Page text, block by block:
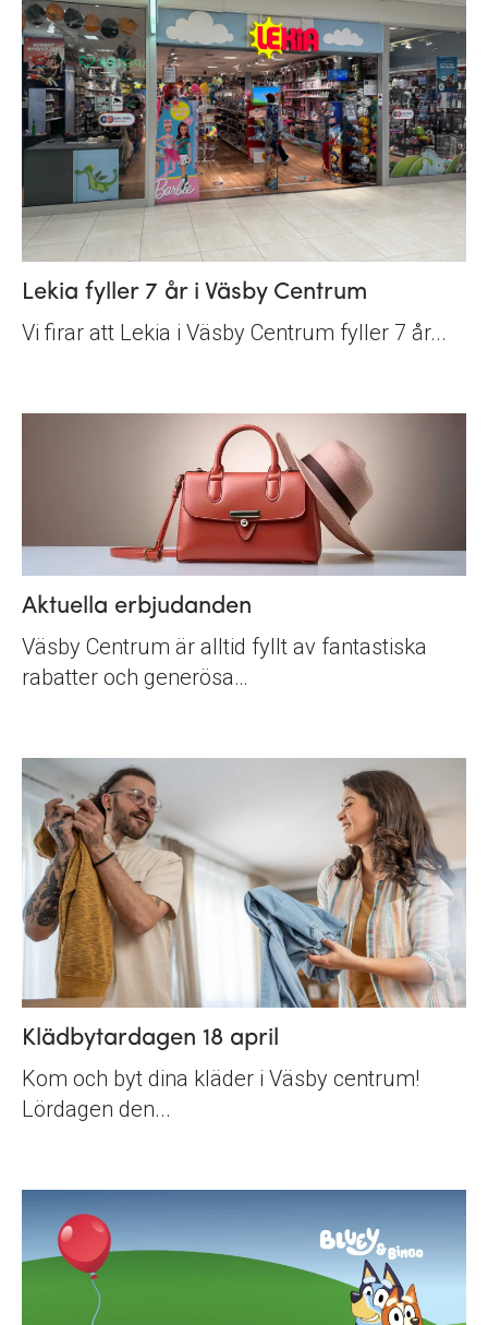
Lekia fyller 7 år i Väsby Centrum
Vi firar att Lekia i Väsby Centrum fyller 7 år...
Aktuella erbjudanden
Väsby Centrum är alltid fyllt av fantastiska
rabatter och generösa…
Klädbytardagen 18 april
Kom och byt dina kläder i Väsby centrum!
Lördagen den...